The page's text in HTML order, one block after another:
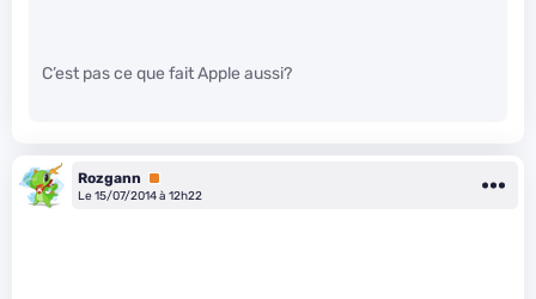
C’est pas ce que fait Apple aussi?
Rozgann
Premium
Le 15/07/2014 à 12h22